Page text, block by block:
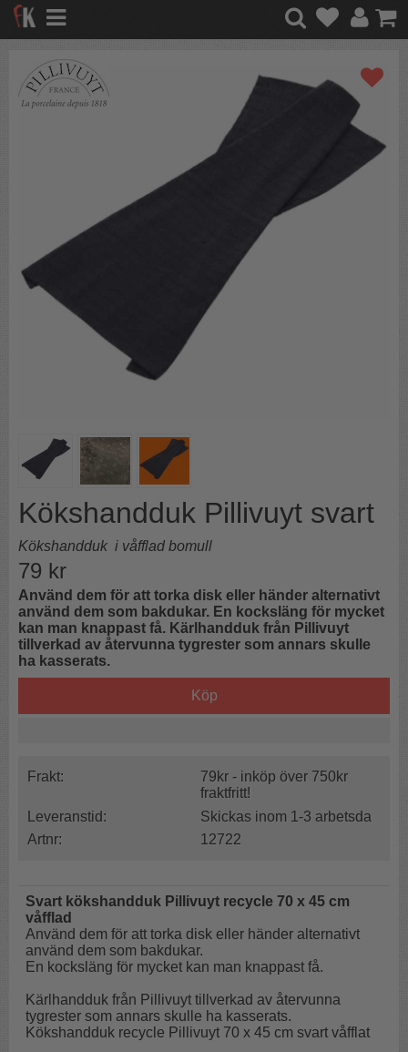
Kökshandduk Pillivuyt svart
Kökshandduk i våfflad bomull
79 kr
Använd dem för att torka disk eller händer alternativt
använd dem som bakdukar. En kocksläng för mycket
kan man knappast få. Kärlhandduk från Pillivuyt
tillverkad av återvunna tygrester som annars skulle
ha kasserats.
Köp
Frakt:
79kr - inköp över 750kr
fraktfritt!
Leveranstid:
Skickas inom 1-3 arbetsda
Artnr:
12722
Svart kökshandduk Pillivuyt recycle 70 x 45 cm
våfflad
Använd dem för att torka disk eller händer alternativt
använd dem som bakdukar.
En kocksläng för mycket kan man knappast få.
Kärlhandduk från Pillivuyt tillverkad av återvunna
tygrester som annars skulle ha kasserats.
Kökshandduk recycle Pillivuyt 70 x 45 cm svart våfflat